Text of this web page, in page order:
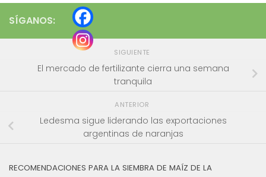
SÍGANOS:
SIGUIENTE
El mercado de fertilizante cierra una semana
tranquila
ANTERIOR
Ledesma sigue liderando las exportaciones
argentinas de naranjas
RECOMENDACIONES PARA LA SIEMBRA DE MAÍZ DE LA